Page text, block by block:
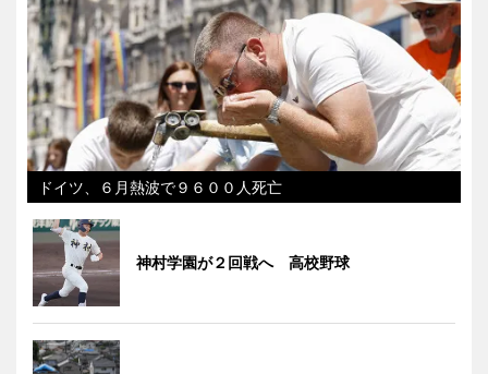
ドイツ、６月熱波で９６００人死亡
神村学園が２回戦へ 高校野球